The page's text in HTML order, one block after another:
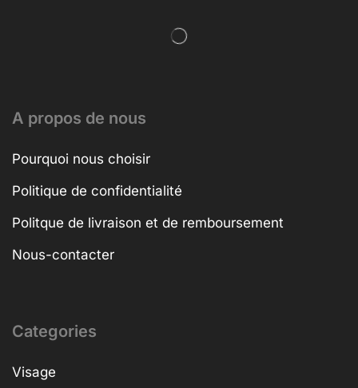
A propos de nous
Pourquoi nous choisir
Politique de confidentialité
Politque de livraison et de remboursement
Nous-contacter
Categories
Visage